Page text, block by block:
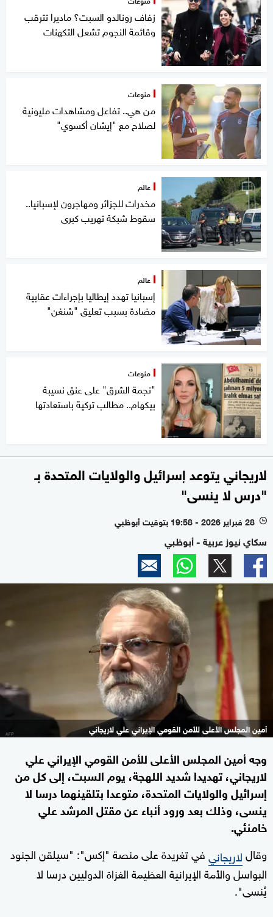
زفاف رونالدو السبت؟ ماديرا تترقب
وقائمة النجوم تشعل التكهنات
منوعات
من هي.. تفاعل ومشاهدات مليونية
لصلاح مع "إيشان أكسوي"
عالم
مخدرات للجزائر ومهاجرون لإسبانيا..
سقوط شبكة تهريب كبرى
عالم
إسبانيا تهدد إيطاليا بإجراءات عقابية
مضادة بسبب تعليق "شنغن"
منوعات
"نجمة الشرق" على عنق نسيبة
بيكهام.. مطالب تركية باستعادتها
لاريجاني يتوعد إسرائيل والولايات المتحدة بـ
"درس لا ينسى"
l 28 فبراير 2026 - 19:58 بتوقيت أبوظبي
سكاي نيوز عربية - أبوظبي
أمين المجلس الأعلى للأمن القومي الإيراني علي لاريجاني
وجه أمين المجلس الأعلى للأمن القومي الإيراني علي
لاريجاني، تهديدا شديد اللهجة، يوم السبت، إلى كل من
إسرائيل والولايات المتحدة، متوعدا بتلقينهما درسا لا
ينسى، وذلك بعد ورود أنباء عن مقتل المرشد علي
خامنئي.
وقاللاريجانيفي تغريدة على منصة "إكس": "سيلقن الجنود
البواسل والأمة الإيرانية العظيمة الغزاة الدوليين درسا لا
يُنسى".